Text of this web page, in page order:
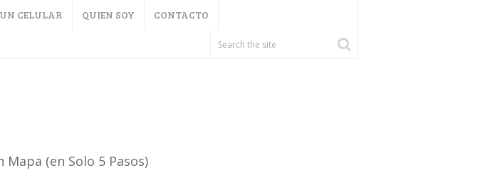
CELULAR QUIEN SOY CONTACTO
(en Solo 5 Pasos)